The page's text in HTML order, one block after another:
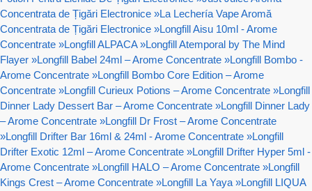
Concentrata de Țigări Electronice »La Lechería Vape Aromă
Concentrata de Țigări Electronice »Longfill Aisu 10ml - Arome
Concentrate »Longfill ALPACA »Longfill Atemporal by The Mind
Flayer »Longfill Babel 24ml – Arome Concentrate »Longfill Bombo -
Arome Concentrate »Longfill Bombo Core Edition – Arome
Concentrate »Longfill Curieux Potions – Arome Concentrate »Longfill
Dinner Lady Dessert Bar – Arome Concentrate »Longfill Dinner Lady
– Arome Concentrate »Longfill Dr Frost – Arome Concentrate
»Longfill Drifter Bar 16ml & 24ml - Arome Concentrate »Longfill
Drifter Exotic 12ml – Arome Concentrate »Longfill Drifter Hyper 5ml -
Arome Concentrate »Longfill HALO – Arome Concentrate »Longfill
Kings Crest – Arome Concentrate »Longfill La Yaya »Longfill LIQUA